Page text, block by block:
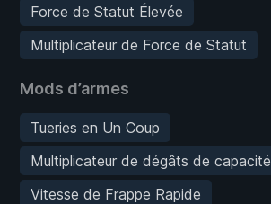
Force de Statut Élevée
Multiplicateur de Force de Statut
Mods d’armes
Tueries en Un Coup
Multiplicateur de dégâts de capacité
Vitesse de Frappe Rapide